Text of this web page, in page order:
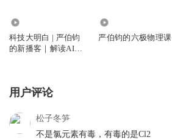
科技大明白 | 严伯钧
的新播客｜解读AI科
严伯钧的六极物理课
用户评论
松子冬笋
不是氯元素有毒，有毒的是Cl2